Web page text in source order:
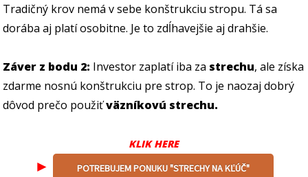
Tradičný krov nemá v sebe konštrukciu stropu. Tá sa
dorába aj platí osobitne. Je to zdĺhavejšie aj drahšie.
Záver z bodu 2: Investor zaplatí iba za strechu, ale získa
zdarme nosnú konštrukciu pre strop. To je naozaj dobrý
dôvod prečo použiťväzníkovú strechu.
KLIK HERE
► POTREBUJEM PONUKU "STRECHY NA KĽÚČ"